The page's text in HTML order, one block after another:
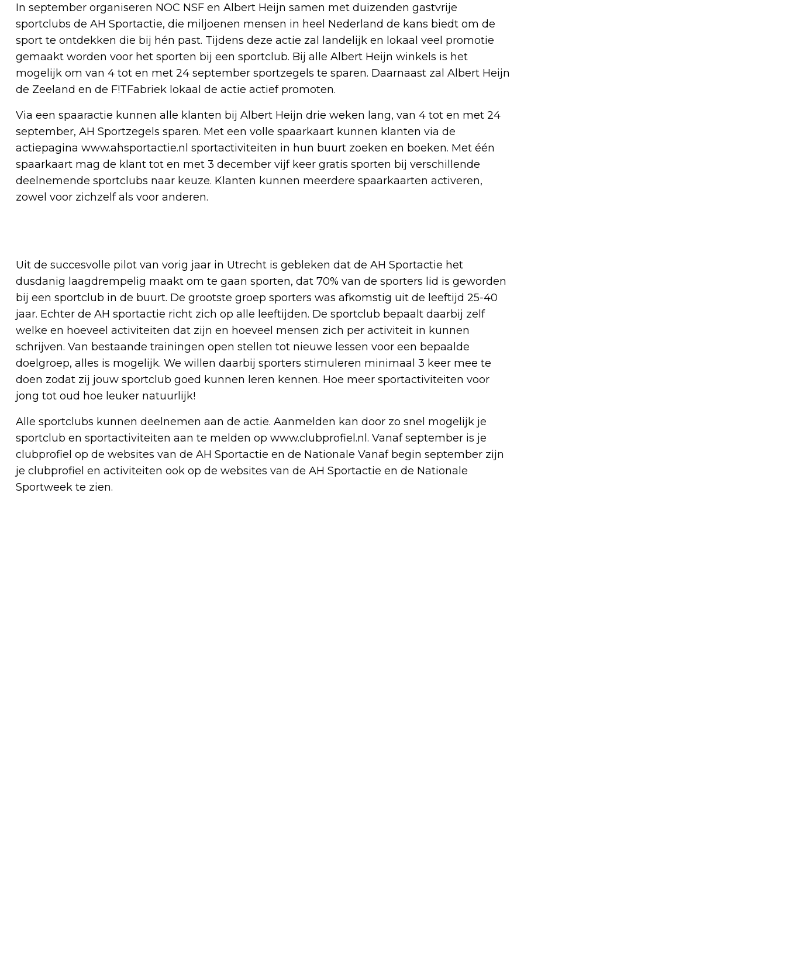
In september organiseren NOC NSF en Albert Heijn samen met duizenden gastvrije
sportclubs de AH Sportactie, die miljoenen mensen in heel Nederland de kans biedt om de
sport te ontdekken die bij hén past. Tijdens deze actie zal landelijk en lokaal veel promotie
gemaakt worden voor het sporten bij een sportclub. Bij alle Albert Heijn winkels is het
mogelijk om van 4 tot en met 24 september sportzegels te sparen. Daarnaast zal Albert Heijn
de Zeeland en de F!TFabriek lokaal de actie actief promoten.
Via een spaaractie kunnen alle klanten bij Albert Heijn drie weken lang, van 4 tot en met 24
september, AH Sportzegels sparen. Met een volle spaarkaart kunnen klanten via de
actiepagina www.ahsportactie.nl sportactiviteiten in hun buurt zoeken en boeken. Met één
spaarkaart mag de klant tot en met 3 december vijf keer gratis sporten bij verschillende
deelnemende sportclubs naar keuze. Klanten kunnen meerdere spaarkaarten activeren,
zowel voor zichzelf als voor anderen.
Uit de succesvolle pilot van vorig jaar in Utrecht is gebleken dat de AH Sportactie het
dusdanig laagdrempelig maakt om te gaan sporten, dat 70% van de sporters lid is geworden
bij een sportclub in de buurt. De grootste groep sporters was afkomstig uit de leeftijd 25-40
jaar. Echter de AH sportactie richt zich op alle leeftijden. De sportclub bepaalt daarbij zelf
welke en hoeveel activiteiten dat zijn en hoeveel mensen zich per activiteit in kunnen
schrijven. Van bestaande trainingen open stellen tot nieuwe lessen voor een bepaalde
doelgroep, alles is mogelijk. We willen daarbij sporters stimuleren minimaal 3 keer mee te
doen zodat zij jouw sportclub goed kunnen leren kennen. Hoe meer sportactiviteiten voor
jong tot oud hoe leuker natuurlijk!
Alle sportclubs kunnen deelnemen aan de actie. Aanmelden kan door zo snel mogelijk je
sportclub en sportactiviteiten aan te melden op www.clubprofiel.nl. Vanaf september is je
clubprofiel op de websites van de AH Sportactie en de Nationale Vanaf begin september zijn
je clubprofiel en activiteiten ook op de websites van de AH Sportactie en de Nationale
Sportweek te zien.